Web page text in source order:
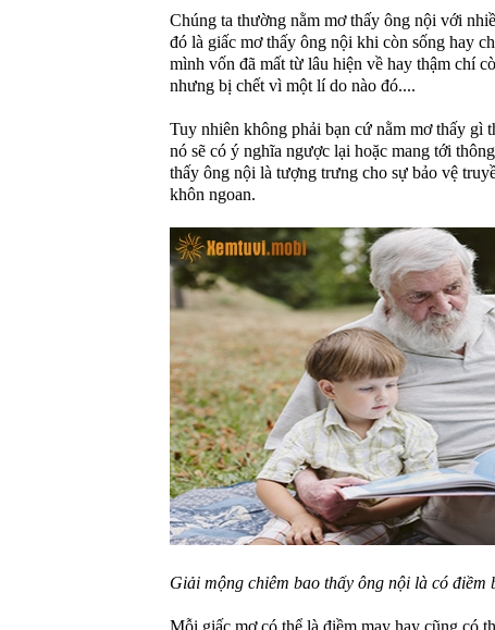
Chúng ta thường nằm mơ thấy ông nội với
đó là giấc mơ thấy ông nội khi còn sống hay
mình vốn đã mất từ lâu hiện về hay thậm chí
nhưng bị chết vì một lí do nào đó....
Tuy nhiên không phải bạn cứ nằm mơ thấy gì
nó sẽ có ý nghĩa ngược lại hoặc mang tới
thấy ông nội là tượng trưng cho sự bảo vệ
khôn ngoan.
Giải mộng chiêm bao thấy ông nội là có điềm
Mỗi giấc mơ có thể là điềm may hay cũng có